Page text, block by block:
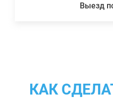
Выезд
КАК